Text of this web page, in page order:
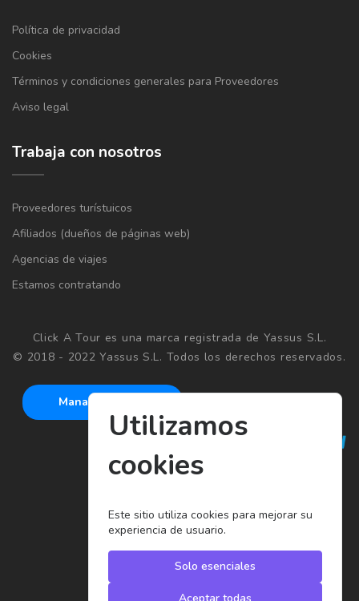
Política de privacidad
Cookies
Términos y condiciones generales para Proveedores
Aviso legal
Trabaja con nosotros
Proveedores turístuicos
Afiliados (dueños de páginas web)
Agencias de viajes
Estamos contratando
Click A Tour es una marca registrada de Yassus S.L.
© 2018 - 2022 Yassus S.L. Todos los derechos reservados.
Manage cookies
Utilizamos
cookies
Este sitio utiliza cookies para mejorar su
experiencia de usuario.
Solo esenciales